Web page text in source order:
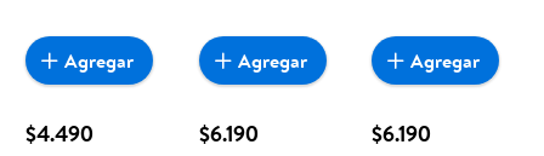
$4.490
Agregar
$6.190
Agregar
$6.190
Agregar